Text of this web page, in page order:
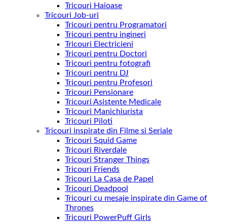
Tricouri Haioase
Tricouri Job-uri
Tricouri pentru Programatori
Tricouri pentru ingineri
Tricouri Electricieni
Tricouri pentru Doctori
Tricouri pentru fotografi
Tricouri pentru DJ
Tricouri pentru Profesori
Tricouri Pensionare
Tricouri Asistente Medicale
Tricouri Manichiurista
Tricouri Piloti
Tricouri inspirate din Filme si Seriale
Tricouri Squid Game
Tricouri Riverdale
Tricouri Stranger Things
Tricouri Friends
Tricouri La Casa de Papel
Tricouri Deadpool
Tricouri cu mesaje inspirate din Game of
Thrones
Tricouri PowerPuff Girls